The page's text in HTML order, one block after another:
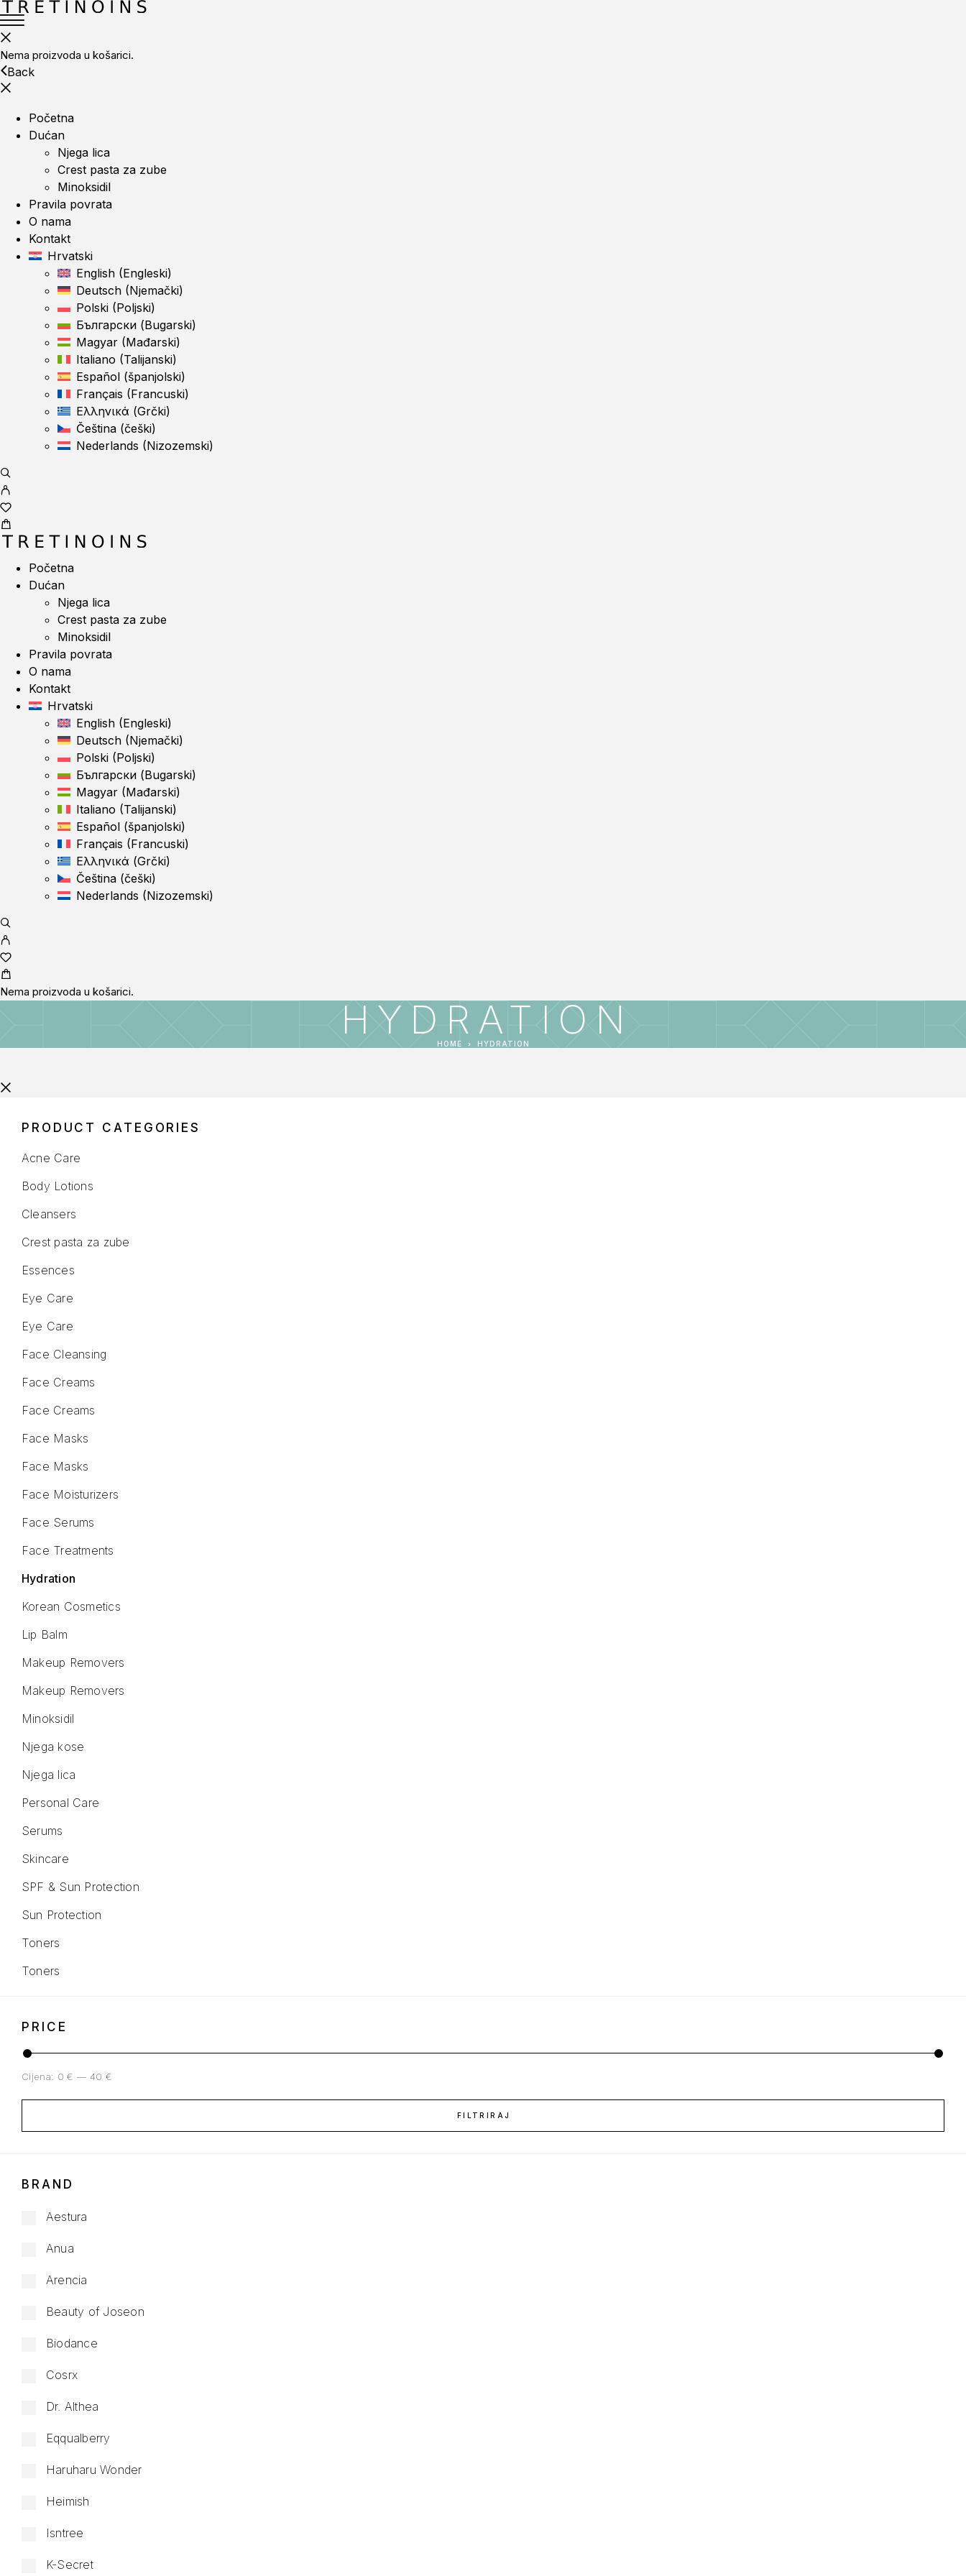
Nema proizvoda u košarici.
Back
Početna
Dućan
Njega lica
Crest pasta za zube
Minoksidil
Pravila povrata
O nama
Kontakt
Hrvatski
English (Engleski)
Deutsch (Njemački)
Polski (Poljski)
Български (Bugarski)
Magyar (Mađarski)
Italiano (Talijanski)
Español (španjolski)
Français (Francuski)
Ελληνικά (Grčki)
Čeština (češki)
Nederlands (Nizozemski)
Početna
Dućan
Njega lica
Crest pasta za zube
Minoksidil
Pravila povrata
O nama
Kontakt
Hrvatski
English (Engleski)
Deutsch (Njemački)
Polski (Poljski)
Български (Bugarski)
Magyar (Mađarski)
Italiano (Talijanski)
Español (španjolski)
Français (Francuski)
Ελληνικά (Grčki)
Čeština (češki)
Nederlands (Nizozemski)
Nema proizvoda u košarici.
HYDRATION
HOME HYDRATION
PRODUCT CATEGORIES
Acne Care
Body Lotions
Cleansers
Crest pasta za zube
Essences
Eye Care
Eye Care
Face Cleansing
Face Creams
Face Creams
Face Masks
Face Masks
Face Moisturizers
Face Serums
Face Treatments
Hydration
Korean Cosmetics
Lip Balm
Makeup Removers
Makeup Removers
Minoksidil
Njega kose
Njega lica
Personal Care
Serums
Skincare
SPF & Sun Protection
Sun Protection
Toners
Toners
PRICE
FILTRIRAJ
Cijena: 0 € — 40 €
BRAND
Aestura
Anua
Arencia
Beauty of Joseon
Biodance
Cosrx
Dr. Althea
Eqqualberry
Haruharu Wonder
Heimish
Isntree
K-Secret